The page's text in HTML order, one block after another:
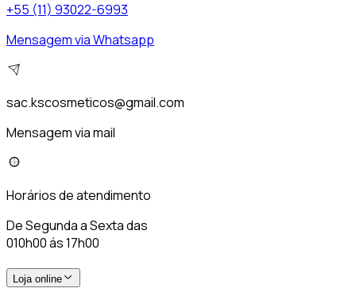
+55 (11) 93022-6993
Mensagem via Whatsapp
sac.kscosmeticos@gmail.com
Mensagem via mail
Horários de atendimento
De Segunda a Sexta das
010h00 ás 17h00
Loja online